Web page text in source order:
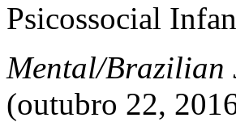
Psicossocial
Mental/Brazilian
(outubro 22,